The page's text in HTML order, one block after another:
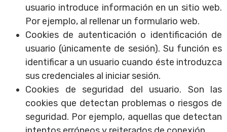
usuario introduce información en un sitio web.
Por ejemplo, al rellenar un formulario web.
Cookies de autenticación o identificación de
usuario (únicamente de sesión). Su función es
identificar a un usuario cuando éste introduzca
sus credenciales al iniciar sesión.
Cookies de seguridad del usuario. Son las
cookies que detectan problemas o riesgos de
seguridad. Por ejemplo, aquellas que detectan